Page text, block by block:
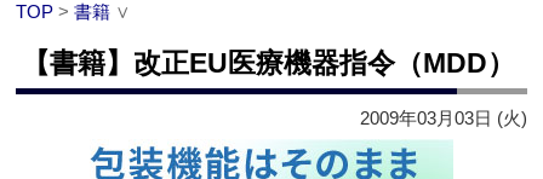
TOP >書籍 ∨
【書籍】改正EU医療機器指令（MDD）
2009年03月03日 (火)